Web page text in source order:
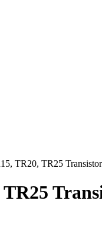
TR20, TR25